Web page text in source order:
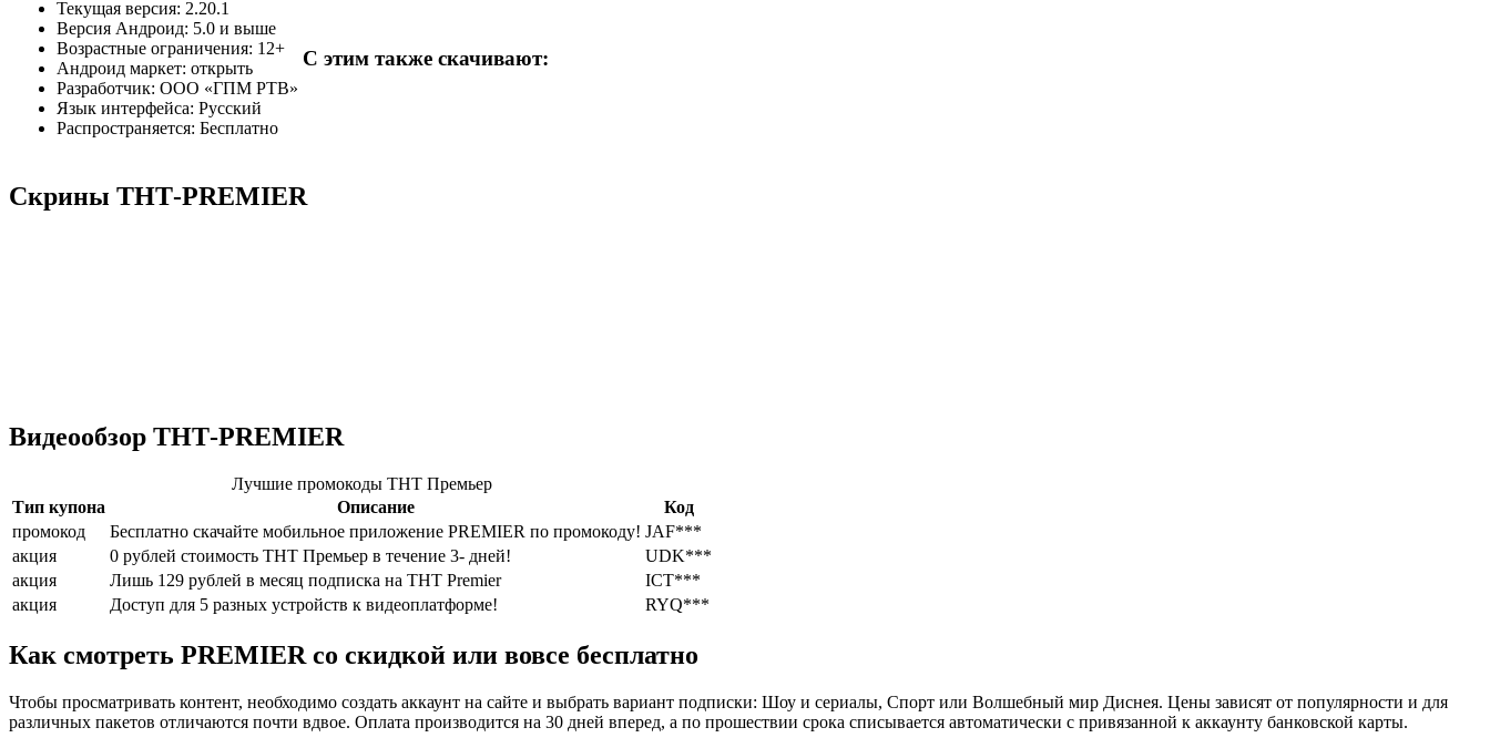
Текущая версия: 2.20.1
Версия Андроид: 5.0 и выше
Возрастные ограничения: 12+
Андроид маркет: открыть
Разработчик: ООО «ГПМ РТВ»
Язык интерфейса: Русский
Распространяется: Бесплатно
С этим также скачивают:
Скрины ТНТ-PREMIER
Видеообзор ТНТ-PREMIER
Лучшие промокоды ТНТ Премьер
Тип купона
Описание
Код
промокод
Бесплатно скачайте мобильное приложение PREMIER по промокоду! JAF***
акция
0 рублей стоимость ТНТ Премьер в течение 3- дней!
UDK***
акция
Лишь 129 рублей в месяц подписка на ТНТ Premier
ICT***
акция
Доступ для 5 разных устройств к видеоплатформе! RYQ***
Как смотреть PREMIER со скидкой или вовсе бесплатно
Чтобы просматривать контент, необходимо создать аккаунт на сайте и выбрать вариант подписки: Шоу и сериалы, Спорт или Волшебный мир Диснея. Цены зависят от популярности и для
различных пакетов отличаются почти вдвое. Оплата производится на 30 дней вперед, а по прошествии срока списывается автоматически с привязанной к аккаунту банковской карты.